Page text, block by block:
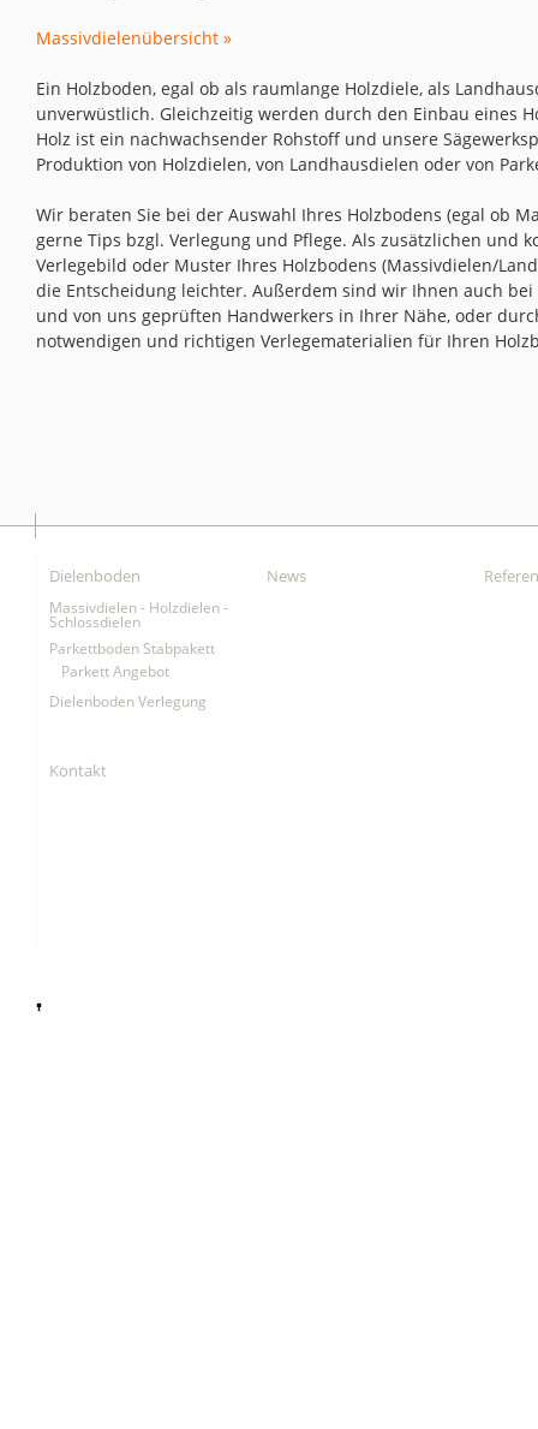
Massivdielenübersicht »
Ein Holzboden, egal ob als raumlange Holzdiele, als
unverwüstlich. Gleichzeitig werden durch den Einbau eines
Holz ist ein nachwachsender Rohstoff und unsere
Produktion von Holzdielen, von Landhausdielen oder von
Wir beraten Sie bei der Auswahl Ihres Holzbodens (egal ob
gerne Tips bzgl. Verlegung und Pflege. Als zusätzlichen und
Verlegebild oder Muster Ihres Holzbodens (Massivdielen/
die Entscheidung leichter. Außerdem sind wir Ihnen auch
und von uns geprüften Handwerkers in Ihrer Nähe, oder
notwendigen und richtigen Verlegematerialien für Ihren
Dielenboden
Massivdielen - Holzdielen -
Schlossdielen
Parkettboden Stabpakett
Parkett Angebot
Dielenboden Verlegung
News
Kontakt